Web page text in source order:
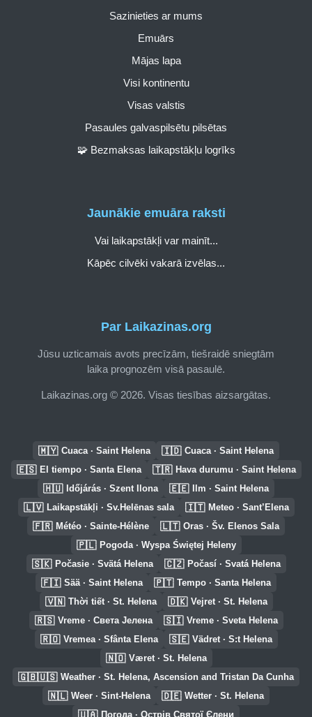
Par Laikazinas.org
Jūsu uzticamais avots precīzām, tiešraidē sniegtām
laika prognozēm visā pasaulē.
Laikazinas.org © 2026. Visas tiesības aizsargātas.
Sazinieties ar mums
Emuārs
Mājas lapa
Visi kontinentu
Visas valstis
Pasaules galvaspilsētu pilsētas
🧩 Bezmaksas laikapstākļu logrīks
Jaunākie emuāra raksti
Vai laikapstākļi var mainīt...
Kāpēc cilvēki vakarā izvēlas...
🇲🇾 Cuaca · Saint Helena 🇮🇩 Cuaca · Saint Helena
🇪🇸 El tiempo · Santa Elena 🇹🇷 Hava durumu · Saint Helena
🇭🇺 Időjárás · Szent Ilona 🇪🇪 Ilm · Saint Helena
🇱🇻 Laikapstākļi · Sv.Helēnas sala 🇮🇹 Meteo · Sant’Elena
🇫🇷 Météo · Sainte-Hélène 🇱🇹 Oras · Šv. Elenos Sala
🇵🇱 Pogoda · Wyspa Świętej Heleny
🇸🇰 Počasie · Svätá Helena 🇨🇿 Počasí · Svatá Helena
🇫🇮 Sää · Saint Helena 🇵🇹 Tempo · Santa Helena
🇻🇳 Thời tiết · St. Helena 🇩🇰 Vejret · St. Helena
🇷🇸 Vreme · Света Јелена 🇸🇮 Vreme · Sveta Helena
🇷🇴 Vremea · Sfânta Elena 🇸🇪 Vädret · S:t Helena
🇳🇴 Været · St. Helena
🇬🇧🇺🇸 Weather · St. Helena, Ascension and Tristan Da Cunha
🇳🇱 Weer · Sint-Helena 🇩🇪 Wetter · St. Helena
🇺🇦 Погода · Острів Святої Єлени